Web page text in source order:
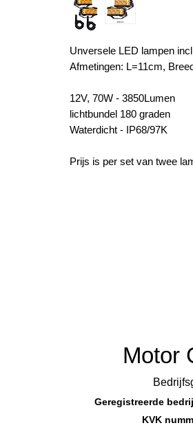
Unversele LED lampen
Afmetingen: L=11cm,
12V, 70W - 3850Lumen
lichtbundel 180 graden
Waterdicht - IP68/97K
Prijs is per set van twee
Motor
Geregistreerde
KVK